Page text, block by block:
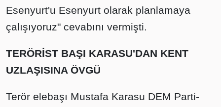
Esenyurt'u Esenyurt olarak planlamaya
çalışıyoruz" cevabını vermişti.
TERÖRİST BAŞI KARASU'DAN KENT
UZLAŞISINA ÖVGÜ
Terör elebaşı Mustafa Karasu DEM Parti-